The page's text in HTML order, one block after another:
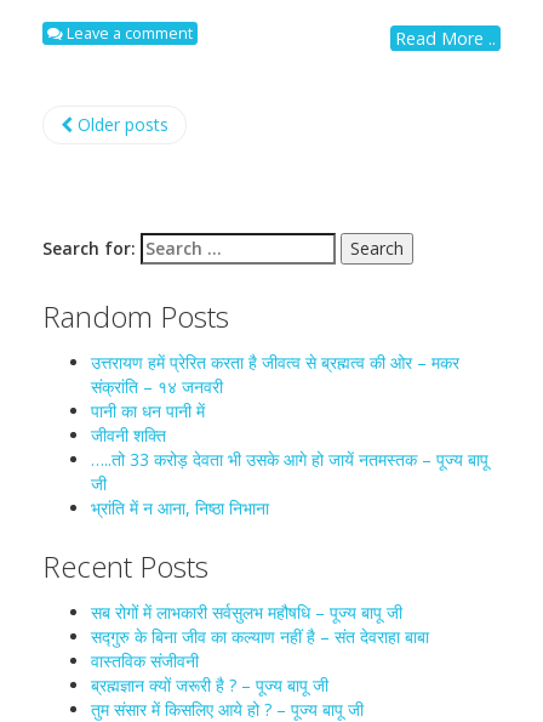
Read More ..
Leave a comment
Older posts
Search for:
Random Posts
उत्तरायण हमें प्रेरित करता है जीवत्व से ब्रह्मत्व की ओर – मकर
संक्रांति – १४ जनवरी
पानी का धन पानी में
जीवनी शक्ति
…..तो 33 करोड़ देवता भी उसके आगे हो जायें नतमस्तक – पूज्य बापू
जी
भ्रांति में न आना, निष्ठा निभाना
Recent Posts
सब रोगों में लाभकारी सर्वसुलभ महौषधि – पूज्य बापू जी
सद्गुरु के बिना जीव का कल्याण नहीं है – संत देवराहा बाबा
वास्तविक संजीवनी
ब्रह्मज्ञान क्यों जरूरी है ? – पूज्य बापू जी
तुम संसार में किसलिए आये हो ? – पूज्य बापू जी